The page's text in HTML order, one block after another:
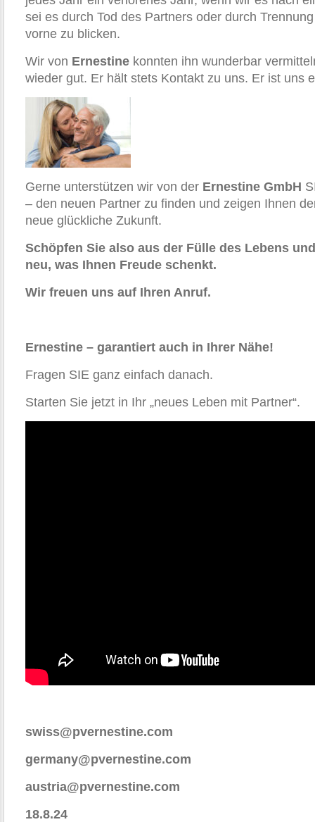
sei es durch Tod des Partners oder durch
vorne zu blicken.
Wir von Ernestine konnten ihn wunderbar
wieder gut. Er hält stets Kontakt zu uns. Er ist uns
Gerne unterstützen wir von der Ernestine GmbH
– den neuen Partner zu finden und zeigen Ihnen
neue glückliche Zukunft.
Schöpfen Sie also aus der Fülle des Lebens
neu, was Ihnen Freude schenkt.
Wir freuen uns auf Ihren Anruf.
Ernestine – garantiert auch in Ihrer Nähe!
Fragen SIE ganz einfach danach.
Starten Sie jetzt in Ihr „neues Leben mit Partner“.
swiss@pvernestine.com
germany@pvernestine.com
austria@pvernestine.com
18.8.24